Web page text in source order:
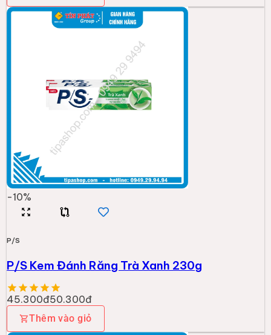
-10%
P/S
P/S Kem Đánh Răng Trà Xanh 230g
45.300đ50.300đ
Thêm vào giỏ